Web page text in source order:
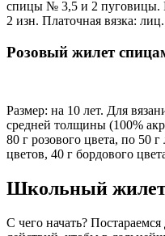
спицы № 3,5 и 2 пуговицы.
2 изн. Платочная вязка:
Розовый жилет
Размер: на 10 лет. Для
средней толщины (100%
80 г розового цвета, по 50
цветов, 40 г бордового
Школьный
С чего начать?